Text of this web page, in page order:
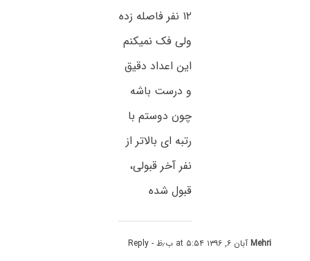
۱۲ نفر فاصله زده
ولی فک نمیکنم
این اعداد دقیق
و درست باشه
چون دوستم با
رتبه ای بالاتر از
نفر آخر قبولی،
قبول شده
Mehriآبان ۶, ۱۳۹۶ at ۵:۵۴ ب٫ظ - Reply